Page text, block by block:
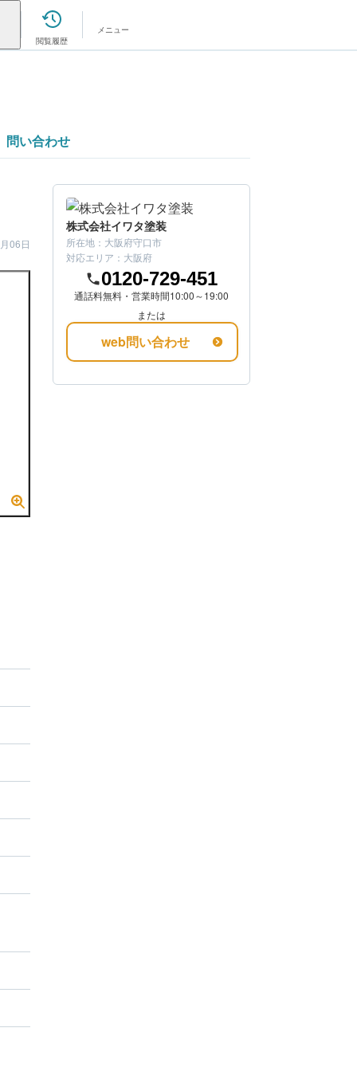
閲覧履歴
メニュー
問い合わせ
06日
株式会社イワタ塗装
所在地： 大阪府守口市
対応エリア： 大阪府
0120-729-451
通話料無料・営業時間10:00～19:00
または
web問い合わせ